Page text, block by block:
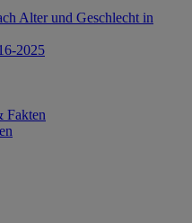
Alter und Geschlecht in
2025
Fakten